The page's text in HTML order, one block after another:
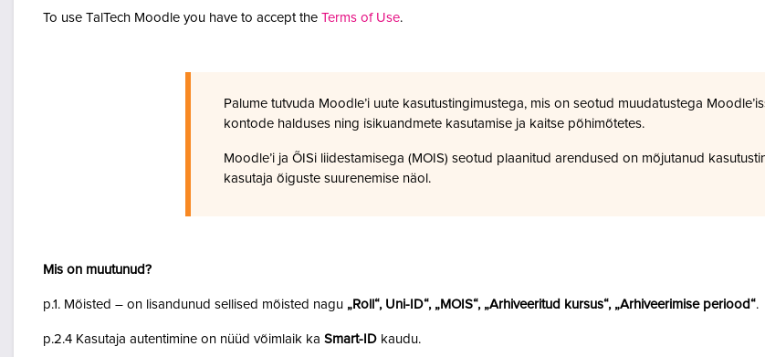
To use TalTech Moodle you have to accept the Terms of Use.
Palume tutvuda Moodle’i uute kasutustingimustega, mis on seotud muudatustega
kontode halduses ning isikuandmete kasutamise ja kaitse põhimõtetes.
Moodle’i ja ÕISi liidestamisega (MOIS) seotud plaanitud arendused on mõjutanud
kasutaja õiguste suurenemise näol.
Mis on muutunud?
p.1. Mõisted – on lisandunud sellised mõisted nagu „Roll“, Uni-ID“, „MOIS“, „Arhiveeritud kursus“, „Arhiveerimise periood“.
p.2.4 Kasutaja autentimine on nüüd võimlaik ka Smart-ID kaudu.